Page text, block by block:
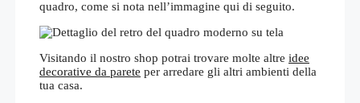
quadro, come si nota nell’immagine qui di seguito.
Visitando il nostro shop potrai trovare molte altre idee
decorative da parete per arredare gli altri ambienti della
tua casa.